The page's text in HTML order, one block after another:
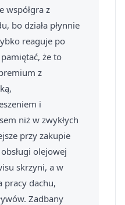
współgra z
bo działa płynnie
reaguje po
że to
z
i
niż w zwykłych
przy zakupie
olejowej
skrzyni, a w
pracy dachu,
Zadbany